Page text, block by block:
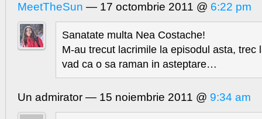
MeetTheSun — 17 octombrie 2011 @ 6:22 pm
Sanatate multa Nea Costache!
M-au trecut lacrimile la episodul asta, trec
vad ca o sa raman in asteptare…
Un admirator — 15 noiembrie 2011 @ 9:34 am